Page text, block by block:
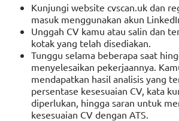
Kunjungi website cvscan.uk dan
masuk menggunakan akun
Unggah CV kamu atau salin dan
kotak yang telah disediakan.
Tunggu selama beberapa saat
menyelesaikan pekerjaannya.
mendapatkan hasil analisis yang
persentase kesesuaian CV, kata
diperlukan, hingga saran untuk
kesesuaian CV dengan ATS.